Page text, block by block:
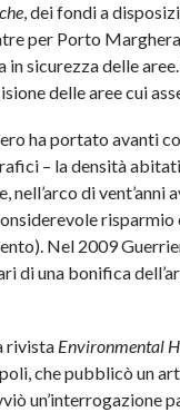
, dei fondi a
per Porto
in sicurezza delle
delle aree cui
ha portato avanti
– la densità
nell’arco di
Nel 2009
una bonifica
rivista Environmental
che pubblicò un
un’interrogazione